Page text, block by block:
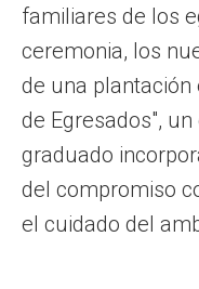
familiares de los
ceremonia, los
de una plantación
de Egresados",
graduado
del compromiso
el cuidado del